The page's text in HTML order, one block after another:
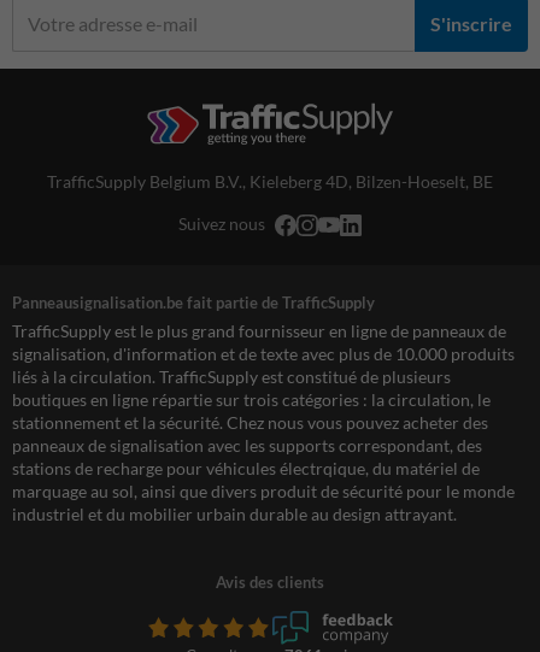
S'inscrire
TrafficSupply Belgium B.V., Kieleberg 4D, Bilzen-Hoeselt, BE
Suivez nous
Panneausignalisation.be fait partie de TrafficSupply
TrafficSupply est le plus grand fournisseur en ligne de panneaux de
signalisation, d'information et de texte avec plus de 10.000 produits
liés à la circulation. TrafficSupply est constitué de plusieurs
boutiques en ligne répartie sur trois catégories : la circulation, le
stationnement et la sécurité. Chez nous vous pouvez acheter des
panneaux de signalisation avec les supports correspondant, des
stations de recharge pour véhicules électrqique, du matériel de
marquage au sol, ainsi que divers produit de sécurité pour le monde
industriel et du mobilier urbain durable au design attrayant.
Avis des clients